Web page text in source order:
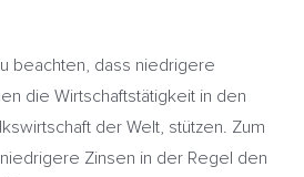
beachten, dass niedrigere
die Wirtschaftstätigkeit in den
der Welt, stützen. Zum
Zinsen in der Regel den